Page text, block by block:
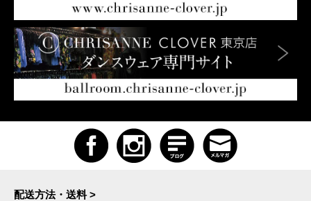
配送方法・送料 >